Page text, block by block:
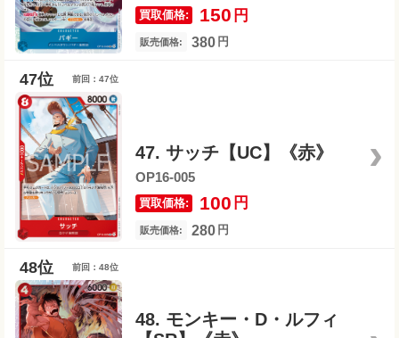
買取価格: 150 円
販売価格: 380 円
前回：47位
47. サッチ【UC】《赤》
OP16-005
買取価格: 100 円
販売価格: 280 円
前回：48位
48. モンキー・D・ルフィ